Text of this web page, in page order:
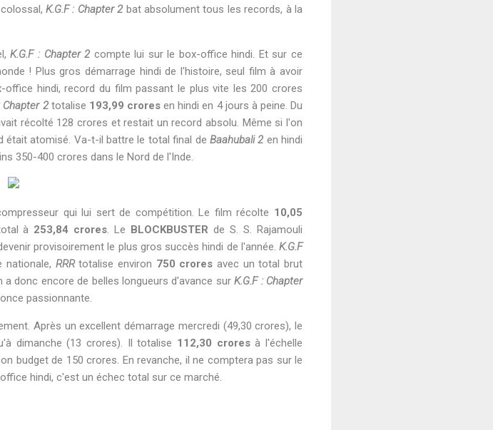
colossal,K.G.F : Chapter 2 bat absolument tous les records, à la
K.G.F : Chapter 2 compte lui sur le box-office hindi. Et sur ce
! Plus gros démarrage hindi de l'histoire, seul film à avoir
hindi, record du film passant le plus vite les 200 crores
Chapter 2totalise 193,99 crores en hindi en 4 jours à peine. Du
récolté 128 crores et restait un record absolu. Même si l'on
était atomisé. Va-t-il battre le total final de Baahubali 2 en hindi
350-400 crores dans le Nord de l'Inde.
qui lui sert de compétition. Le film récolte 10,05
à 253,84 crores . Le BLOCKBUSTER de S. S. Rajamouli
provisoirement le plus gros succès hindi de l'année.K.G.F
nationale, RRRtotalise environ 750 crores avec un total brut
a donc encore de belles longueurs d'avance surK.G.F : Chapter
passionnante.
Après un excellent démarrage mercredi (49,30 crores), le
dimanche (13 crores). Il totalise 112,30 croresà l'échelle
budget de 150 crores. En revanche, il ne comptera pas sur le
hindi, c'est un échec total sur ce marché.